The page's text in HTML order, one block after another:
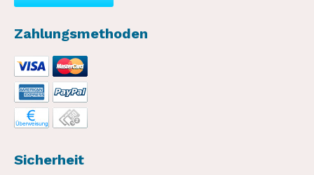
Zahlungsmethoden
Sicherheit